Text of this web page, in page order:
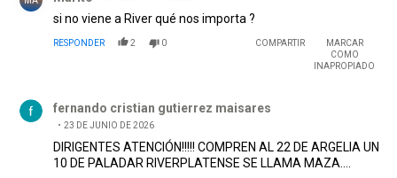
si no viene a River qué nos importa ?
RESPONDER 2 0 COMPARTIR
MARCAR
COMO
INAPROPIADO
fernando cristian gutierrez maisares
23 DE JUNIO DE 2026
DIRIGENTES ATENCIÓN!!!!! COMPREN AL 22 DE ARGELIA UN
10 DE PALADAR RIVERPLATENSE SE LLAMA MAZA....